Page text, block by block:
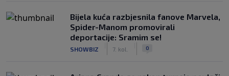
Bijela kuća razbjesnila fanove Marvela,
Spider-Manom promovirali
deportacije: Sramim se!
SHOWBIZ 7. kol. 0